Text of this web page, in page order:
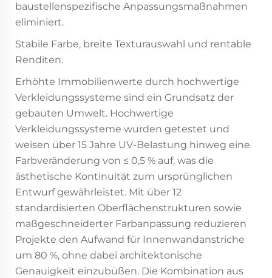
baustellenspezifische Anpassungsmaßnahmen
eliminiert.
Stabile Farbe, breite Texturauswahl und rentable
Renditen.
Erhöhte Immobilienwerte durch hochwertige
Verkleidungssysteme sind ein Grundsatz der
gebauten Umwelt. Hochwertige
Verkleidungssysteme wurden getestet und
weisen über 15 Jahre UV-Belastung hinweg eine
Farbveränderung von ≤ 0,5 % auf, was die
ästhetische Kontinuität zum ursprünglichen
Entwurf gewährleistet. Mit über 12
standardisierten Oberflächenstrukturen sowie
maßgeschneiderter Farbanpassung reduzieren
Projekte den Aufwand für Innenwandanstriche
um 80 %, ohne dabei architektonische
Genauigkeit einzubüßen. Die Kombination aus